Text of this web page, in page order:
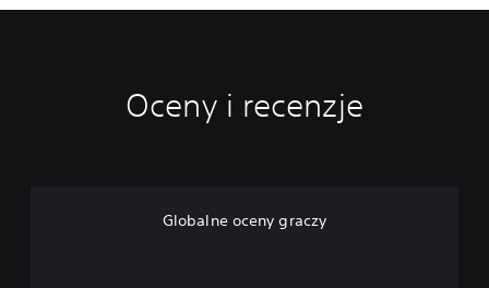
Oceny i recenzje
Globalne oceny graczy